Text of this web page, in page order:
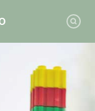
française du